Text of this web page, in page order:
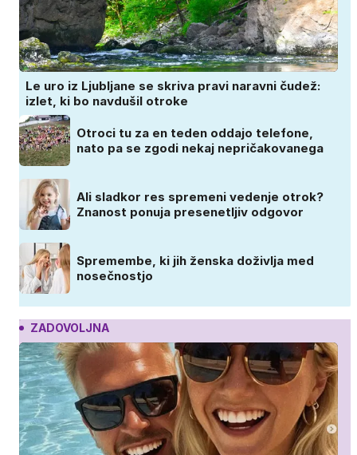
Le uro iz Ljubljane se skriva pravi naravni čudež:
izlet, ki bo navdušil otroke
Otroci tu za en teden oddajo telefone,
nato pa se zgodi nekaj nepričakovanega
Ali sladkor res spremeni vedenje otrok?
Znanost ponuja presenetljiv odgovor
Spremembe, ki jih ženska doživlja med
nosečnostjo
ZADOVOLJNA